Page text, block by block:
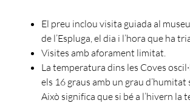
El preu inclou visita guiada al
de l’Espluga, el dia i l’hora que ha
Visites amb aforament limitat.
La temperatura dins les Coves
els 16 graus amb un grau d’humitat
Això significa que si bé a l’hivern la